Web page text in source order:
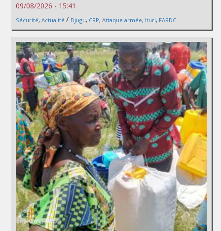
09/08/2026 - 15:41
Sécurité, Actualité / Djugu, CRP, Attaque armée, Ituri, FARDC